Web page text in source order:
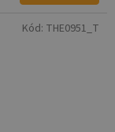
Kód: THE0951_T